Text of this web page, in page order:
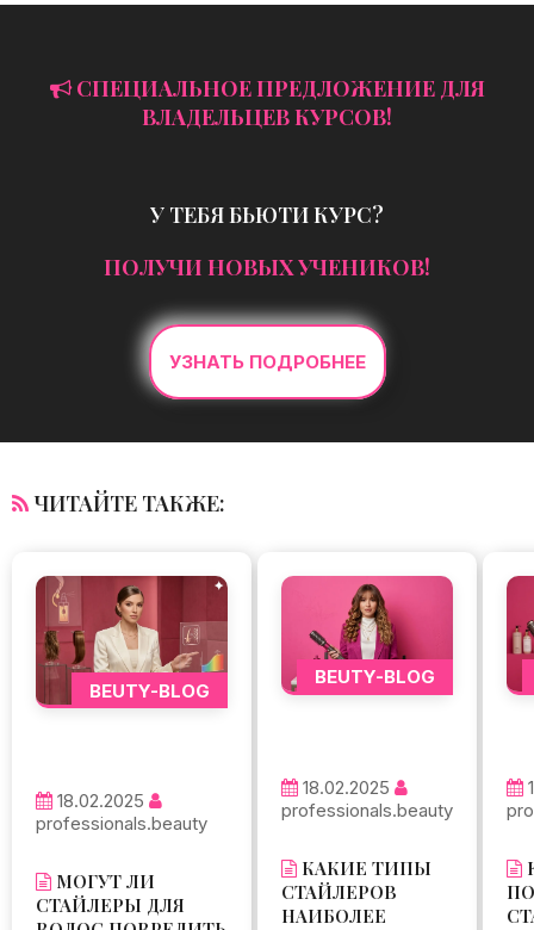
СПЕЦИАЛЬНОЕ ПРЕДЛОЖЕНИЕ ДЛЯ
ВЛАДЕЛЬЦЕВ КУРСОВ!
У ТЕБЯ БЬЮТИ КУРС?
ПОЛУЧИ НОВЫХ УЧЕНИКОВ!
УЗНАТЬ ПОДРОБНЕЕ
ЧИТАЙТЕ ТАКЖЕ:
BEUTY-BLOG
18.02.2025
professionals.beauty
МОГУТ ЛИ
СТАЙЛЕРЫ ДЛЯ
BEUTY-BLOG
18.02.2025
professionals.beauty
КАКИЕ ТИПЫ
СТАЙЛЕРОВ
НАИБОЛЕЕ